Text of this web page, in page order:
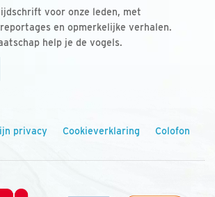
voor onze leden, met
en opmerkelijke verhalen.
help je de vogels.
privacy Cookieverklaring Colofon